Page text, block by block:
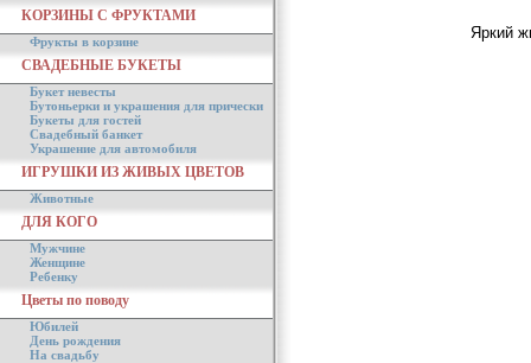
КОРЗИНЫ С ФРУКТАМИ
Фрукты в корзине
СВАДЕБНЫЕ БУКЕТЫ
Букет невесты
Бутоньерки и украшения для прически
Букеты для гостей
Свадебный банкет
Украшение для автомобиля
ИГРУШКИ ИЗ ЖИВЫХ ЦВЕТОВ
Животные
ДЛЯ КОГО
Мужчине
Женщине
Ребенку
Цветы по поводу
Юбилей
День рождения
На свадьбу
Яркий